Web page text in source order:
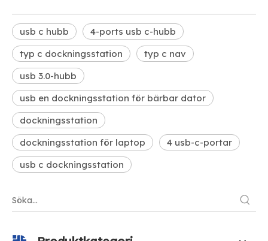
usb c hubb
4-ports usb c-hubb
typ c dockningsstation
typ c nav
usb 3.0-hubb
usb en dockningsstation för bärbar dator
dockningsstation
dockningsstation för laptop
4 usb-c-portar
usb c dockningsstation